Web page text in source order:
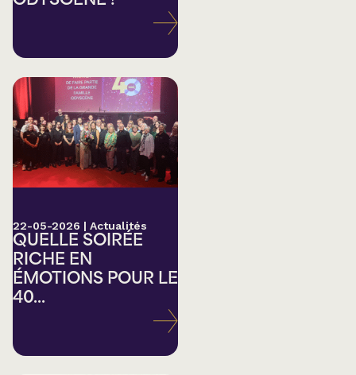
22-05-2026 | Actualités
QUELLE SOIRÉE
RICHE EN
ÉMOTIONS POUR LE
40...